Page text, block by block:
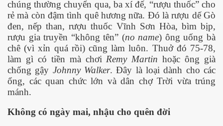
chúng thường chuyển qua, ba xí đế, “rượu thuốc” cho
rẻ mà còn đậm tình quê hương nữa. Đó là rượu dế Gò
đen, nếp than, rượu thuốc Vĩnh Sơn Hòa, bìm bịp,
rượu gia truyền “không tên” (no name) ông uống bà
chê (vì xỉn quá rồi) cũng làm luôn. Thuở đó 75-78,
làm gì có tiền mà chơi Remy Martin hoặc ông già
chống gậy Johnny Walker. Đây là loại dành cho các
ổng, các quan chức lớn và dân chợ Trời vừa trúng
mánh.
Không có ngày mai, nhậu cho quên đời